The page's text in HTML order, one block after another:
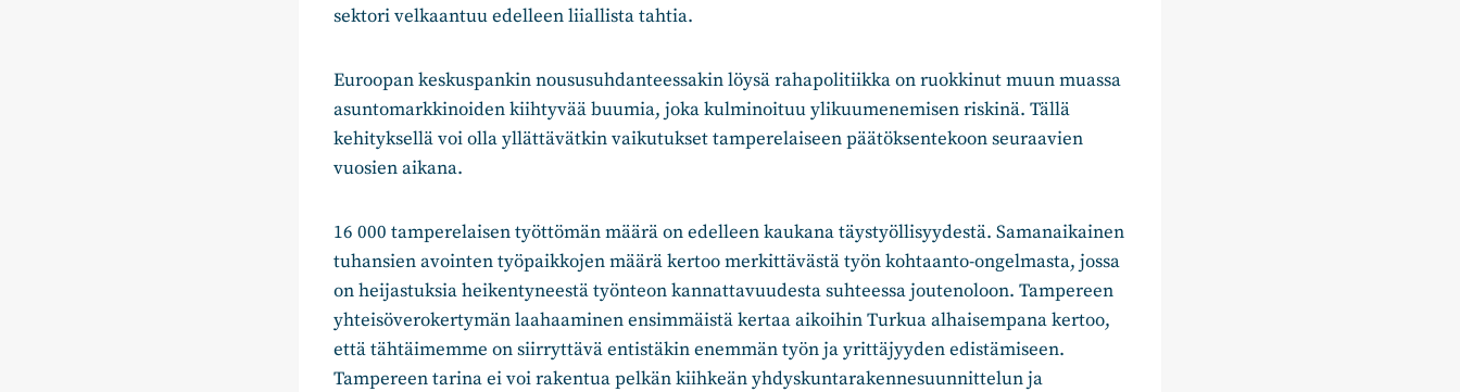
sektori velkaantuu edelleen liiallista tahtia.
Euroopan keskuspankin noususuhdanteessakin löysä rahapolitiikka on ruokkinut muun muassa
asuntomarkkinoiden kiihtyvää buumia, joka kulminoituu ylikuumenemisen riskinä. Tällä
kehityksellä voi olla yllättävätkin vaikutukset tamperelaiseen päätöksentekoon seuraavien
vuosien aikana.
16 000 tamperelaisen työttömän määrä on edelleen kaukana täystyöllisyydestä. Samanaikainen
tuhansien avointen työpaikkojen määrä kertoo merkittävästä työn kohtaanto-ongelmasta, jossa
on heijastuksia heikentyneestä työnteon kannattavuudesta suhteessa joutenoloon. Tampereen
yhteisöverokertymän laahaaminen ensimmäistä kertaa aikoihin Turkua alhaisempana kertoo,
että tähtäimemme on siirryttävä entistäkin enemmän työn ja yrittäjyyden edistämiseen.
Tampereen tarina ei voi rakentua pelkän kiihkeän yhdyskuntarakennesuunnittelun ja